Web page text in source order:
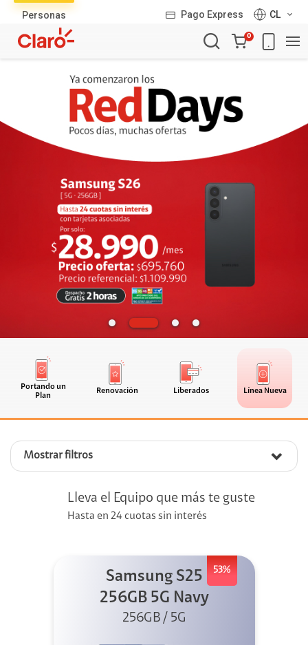
Personas Pago Express
CL
Carro
de
0
Portando un
Plan
Renovación Liberados Línea Nueva
Mostrar filtros
productos
Lleva el Equipo que más te guste
Hasta en 24 cuotas sin interés
53%
Samsung S25
256GB 5G Navy
256GB / 5G